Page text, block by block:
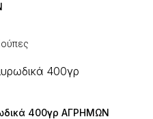
400γρ ΑΓΡΗΜΩΝ